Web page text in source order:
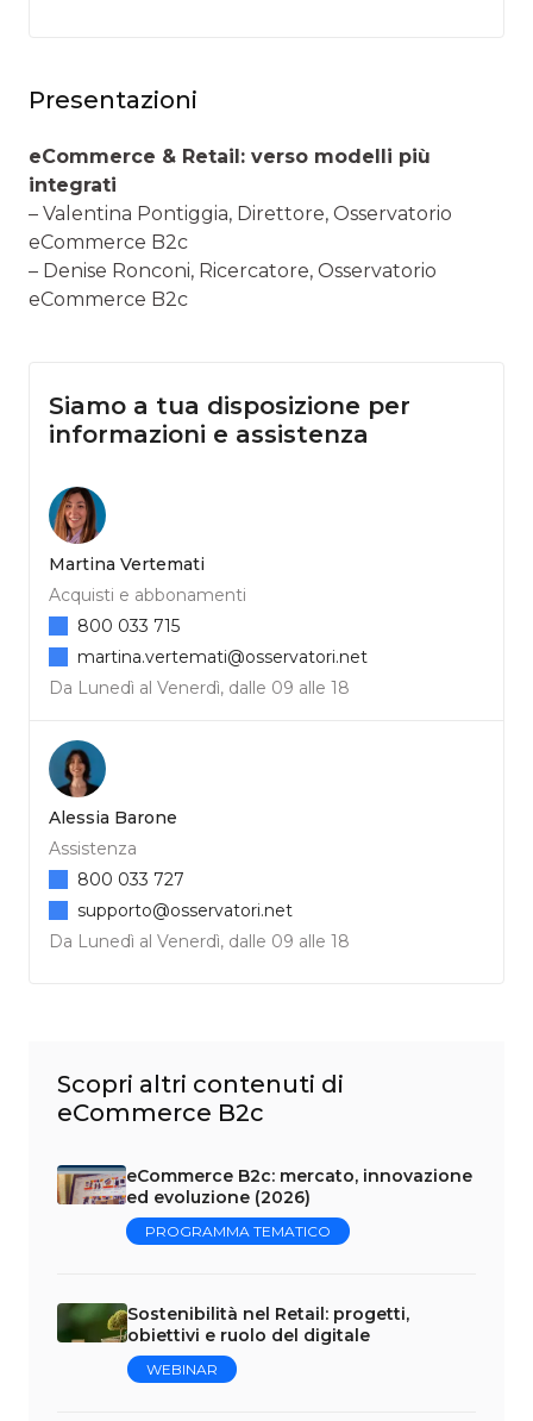
Presentazioni
eCommerce & Retail: verso modelli più
integrati
– Valentina Pontiggia, Direttore, Osservatorio
eCommerce B2c
– Denise Ronconi, Ricercatore, Osservatorio
eCommerce B2c
Siamo a tua disposizione per
informazioni e assistenza
Martina Vertemati
Acquisti e abbonamenti
Da Lunedì al Venerdì, dalle 09 alle 18
800 033 715
martina.vertemati@osservatori.net
Alessia Barone
Assistenza
Da Lunedì al Venerdì, dalle 09 alle 18
800 033 727
supporto@osservatori.net
Scopri altri contenuti di
eCommerce B2c
eCommerce B2c: mercato, innovazione
ed evoluzione (2026)
PROGRAMMA TEMATICO
Sostenibilità nel Retail: progetti,
obiettivi e ruolo del digitale
WEBINAR